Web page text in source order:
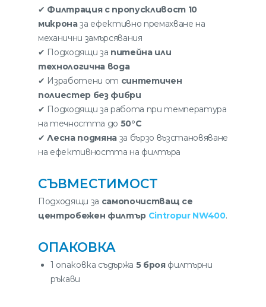
✔ Филтрация с пропускливост 10
микроназа ефективно премахване на
механични замърсявания
✔ Подходящи за питейна или
технологична вода
✔ Изработени от синтетичен
полиестер без фибри
✔ Подходящи за работа при температура
на течността до 50°C
✔Лесна подмяназа бързо възстановяване
на ефективността на филтъра
СЪВМЕСТИМОСТ
Подходящи за самопочистващ се
центробежен филтър Cintropur NW400.
ОПАКОВКА
1 опаковка съдържа 5 брояфилтърни
ръкави